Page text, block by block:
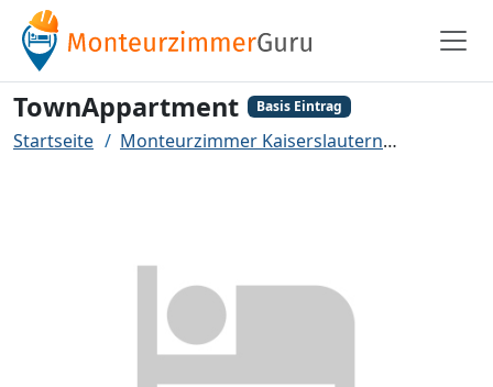
TownAppartment Basis Eintrag
Startseite Monteurzimmer Kaiserslautern